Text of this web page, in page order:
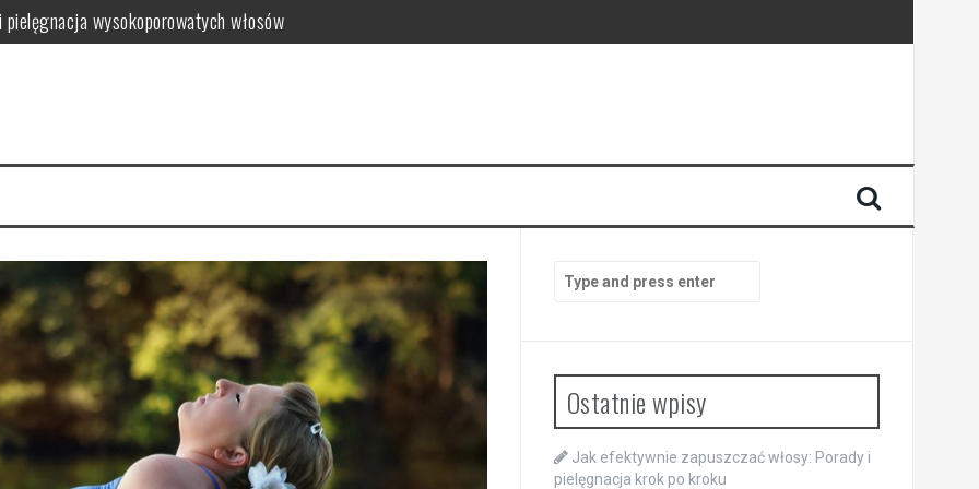
wysokoporowatych włosów
dla skóry
farbowaniu?
pielęgnacja krok po kroku
for:
Ostatnie wpisy
Jak efektywnie zapuszczać włosy: Porady i
pielęgnacja krok po kroku